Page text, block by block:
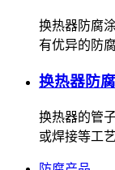
换热器防腐
有优异的防
换热器防
换热器的管
或焊接等工